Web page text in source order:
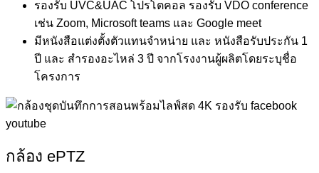
รองรับ UVC&UAC โปรโตคอล รองรับ VDO conference
เช่น Zoom, Microsoft teams และ Google meet
มีหนังสือแต่งตั้งตัวแทนจำหน่าย และ หนังสือรับประกัน 1
ปี และ สำรองอะไหล่ 3 ปี จากโรงงานผู้ผลิตโดยระบุชื่อ
โครงการ
กล้อง ePTZ